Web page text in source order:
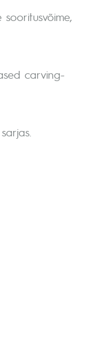
carving-